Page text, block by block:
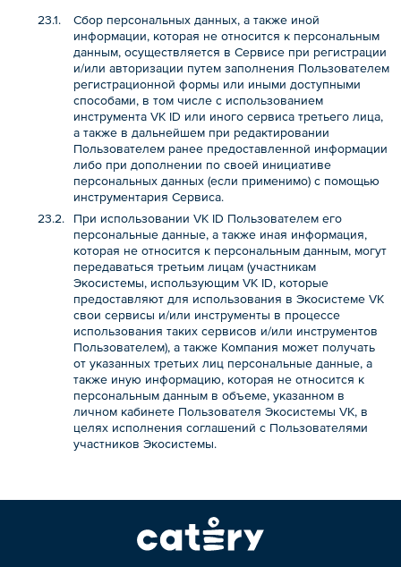
Сбор персональных данных, а также иной
информации, которая не относится к персональным
данным, осуществляется в Сервисе при регистрации
и/или авторизации путем заполнения Пользователем
регистрационной формы или иными доступными
способами, в том числе с использованием
инструмента VK ID или иного сервиса третьего лица,
а также в дальнейшем при редактировании
Пользователем ранее предоставленной информации
либо при дополнении по своей инициативе
персональных данных (если применимо) с помощью
инструментария Сервиса.
При использовании VK ID Пользователем его
персональные данные, а также иная информация,
которая не относится к персональным данным, могут
передаваться третьим лицам (участникам
Экосистемы, использующим VK ID, которые
предоставляют для использования в Экосистеме VK
свои сервисы и/или инструменты в процессе
использования таких сервисов и/или инструментов
Пользователем), а также Компания может получать
от указанных третьих лиц персональные данные, а
также иную информацию, которая не относится к
персональным данным в объеме, указанном в
личном кабинете Пользователя Экосистемы VK, в
целях исполнения соглашений с Пользователями
участников Экосистемы.